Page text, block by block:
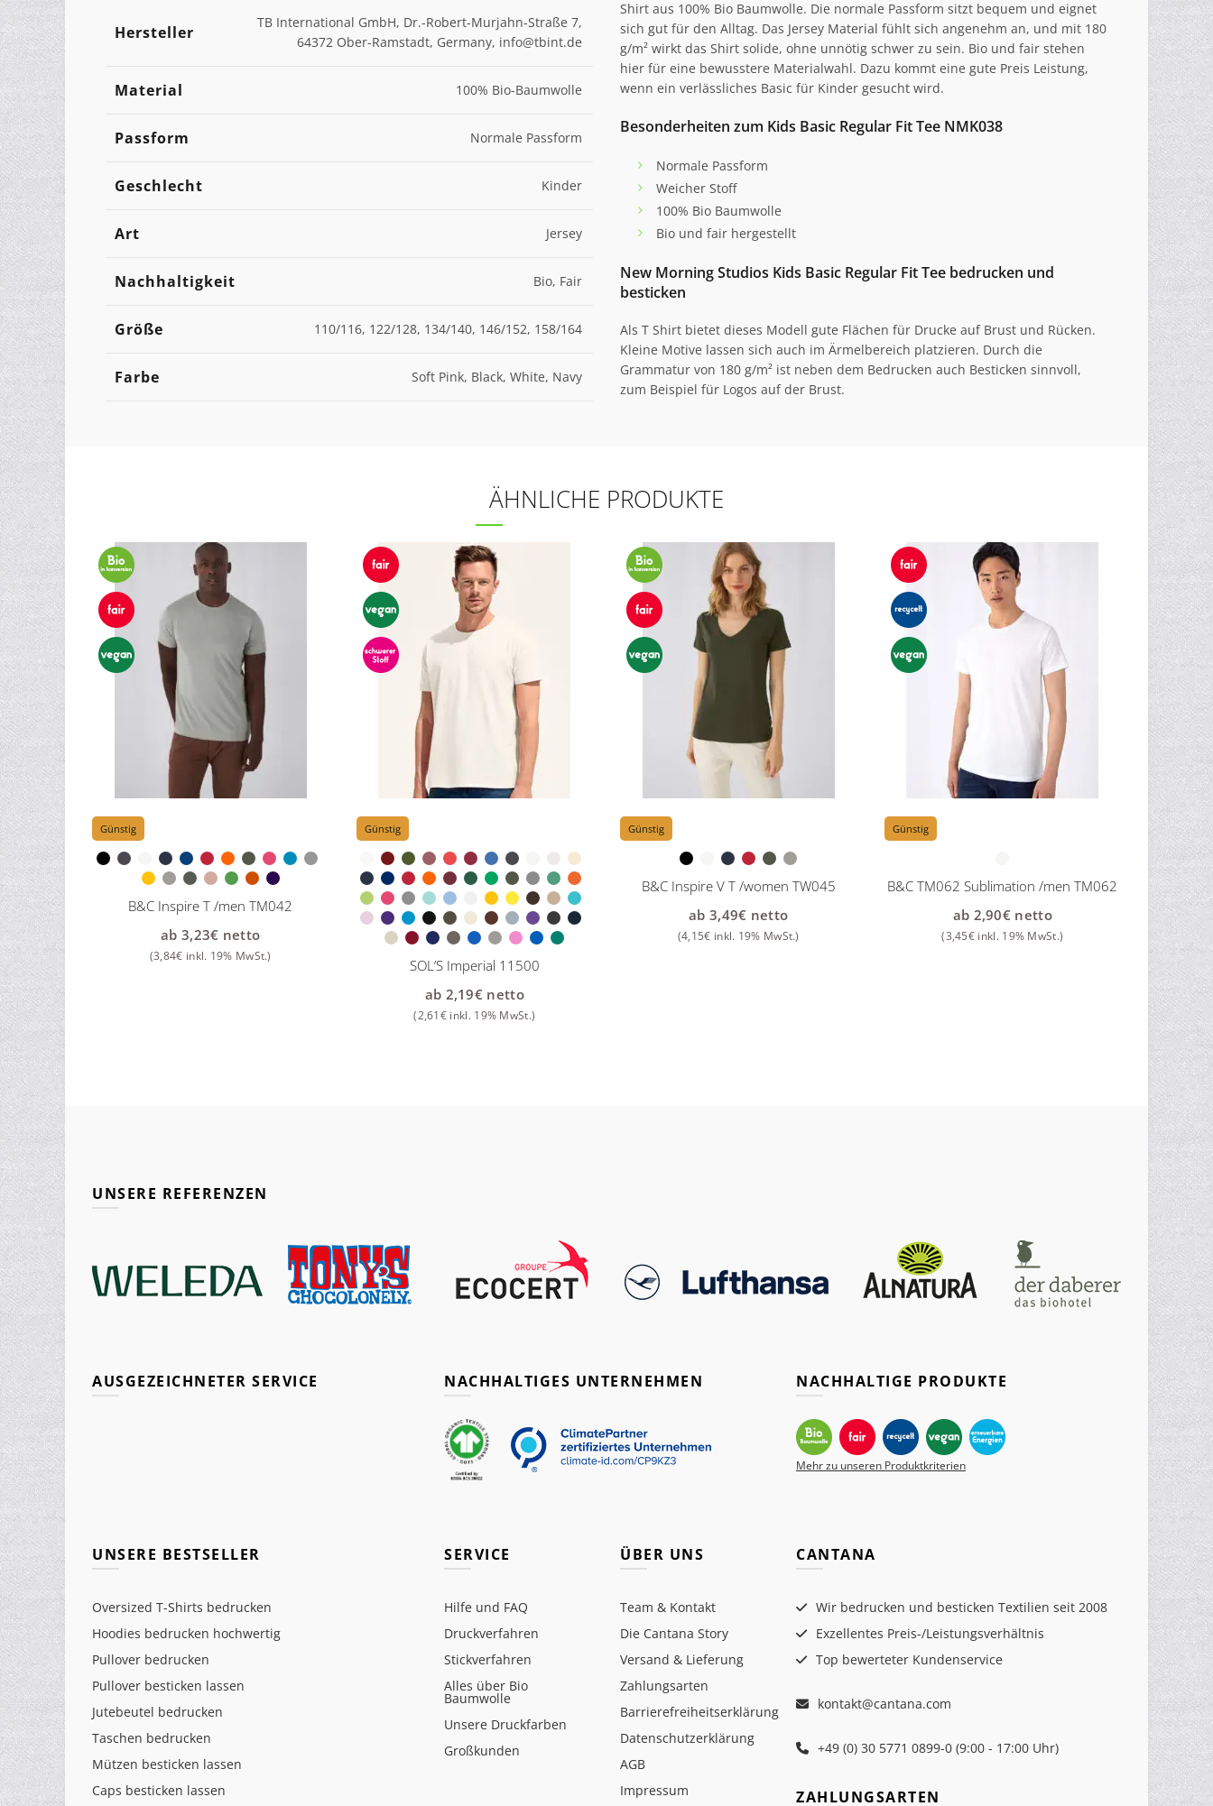
Hersteller
TB International GmbH, Dr.-Robert-Murjahn-Straße 7,
64372 Ober-Ramstadt, Germany, info@tbint.de
Material 100% Bio-Baumwolle
Passform Normale Passform
Geschlecht Kinder
Art Jersey
Nachhaltigkeit Bio, Fair
Größe 110/116, 122/128, 134/140, 146/152, 158/164
Farbe Soft Pink, Black, White, Navy
Shirt aus 100% Bio Baumwolle. Die normale Passform sitzt bequem und eignet
sich gut für den Alltag. Das Jersey Material fühlt sich angenehm an, und mit 180
g/m² wirkt das Shirt solide, ohne unnötig schwer zu sein. Bio und fair stehen
hier für eine bewusstere Materialwahl. Dazu kommt eine gute Preis Leistung,
wenn ein verlässliches Basic für Kinder gesucht wird.
Besonderheiten zum Kids Basic Regular Fit Tee NMK038
Normale Passform
Weicher Stoff
100% Bio Baumwolle
Bio und fair hergestellt
New Morning Studios Kids Basic Regular Fit Tee bedrucken und
besticken
Als T Shirt bietet dieses Modell gute Flächen für Drucke auf Brust und Rücken.
Kleine Motive lassen sich auch im Ärmelbereich platzieren. Durch die
Grammatur von 180 g/m² ist neben dem Bedrucken auch Besticken sinnvoll,
zum Beispiel für Logos auf der Brust.
ÄHNLICHE PRODUKTE
Günstig
B&C Inspire T /men TM042
ab3,23€ netto
(3,84€ inkl. 19% MwSt.)
Günstig
SOL’S Imperial 11500
ab 2,19€ netto
(2,61€ inkl. 19% MwSt.)
Günstig
B&C Inspire V T /women TW045
ab3,49€ netto
(4,15€ inkl. 19% MwSt.)
Günstig
B&C TM062 Sublimation /men TM062
ab 2,90€ netto
(3,45€ inkl. 19% MwSt.)
UNSERE REFERENZEN
AUSGEZEICHNETER SERVICE NACHHALTIGES UNTERNEHMEN NACHHALTIGE PRODUKTE
Mehr zu unseren Produktkriterien
UNSERE BESTSELLER
Oversized T-Shirts bedrucken
Hoodies bedrucken hochwertig
Pullover bedrucken
Pullover besticken lassen
Jutebeutel bedrucken
Taschen bedrucken
Mützen besticken lassen
Caps besticken lassen
SERVICE
Hilfe und FAQ
Druckverfahren
Stickverfahren
Alles über Bio
Baumwolle
Unsere Druckfarben
Großkunden
ÜBER UNS
Team & Kontakt
Die Cantana Story
Versand & Lieferung
Zahlungsarten
Barrierefreiheitserklärung
Datenschutzerklärung
AGB
Impressum
CANTANA
Wir bedrucken und besticken Textilien seit 2008
Exzellentes Preis-/Leistungsverhältnis
Top bewerteter Kundenservice
kontakt@cantana.com
+49 (0) 30 5771 0899-0 (9:00 - 17:00 Uhr)
ZAHLUNGSARTEN